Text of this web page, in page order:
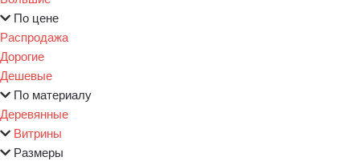
По цене
Распродажа
Дорогие
Дешевые
По материалу
Деревянные
Витрины
Размеры